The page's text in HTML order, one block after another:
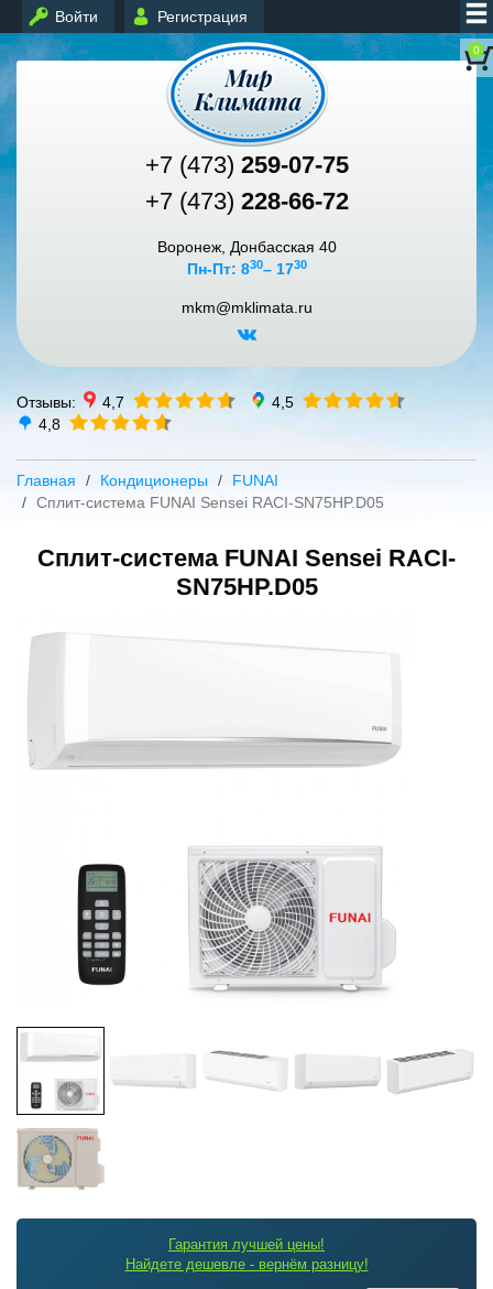
Войти Регистрация
0
+7 (473) 259-07-75
+7 (473) 228-66-72
Воронеж, Донбасская 40
Пн-Пт: 830– 1730
mkm@mklimata.ru
Отзывы: 4,7
4,5
4,8
Главная Кондиционеры
FUNAI
Сплит-система FUNAI Sensei RACI-SN75HP.D05
Сплит-система FUNAI Sensei RACI-
SN75HP.D05
Гарантия лучшей цены!
Найдете дешевле - вернём разницу!